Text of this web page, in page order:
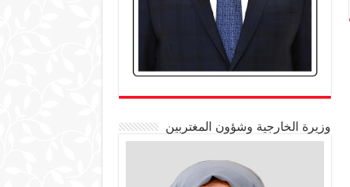
وزيرة الخارجية وشؤون المغتربين